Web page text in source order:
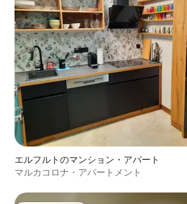
エルフルトのマンション・アパート
マルカコロナ・アパートメント